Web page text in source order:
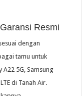
Resmi
dengan
tamu untuk
5G, Samsung
di Tanah Air.